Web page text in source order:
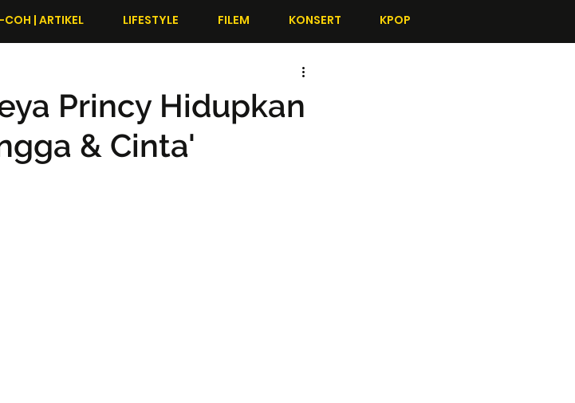
| ARTIKEL LIFESTYLE FILEM KONSERT KPOP
Princy Hidupkan
& Cinta'